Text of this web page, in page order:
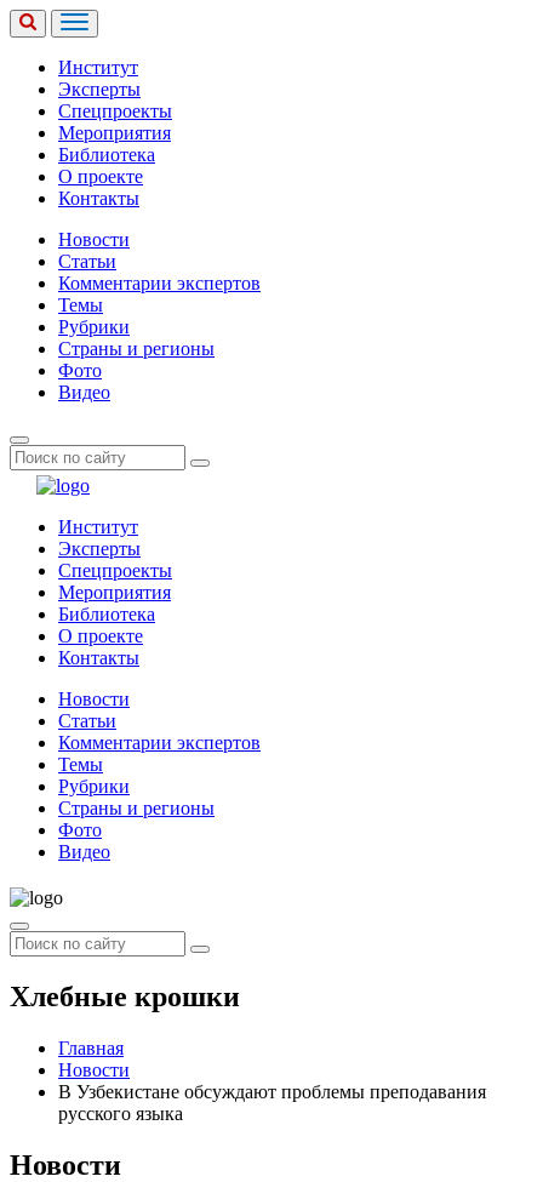
Институт
Эксперты
Спецпроекты
Мероприятия
Библиотека
О проекте
Контакты
Новости
Статьи
Комментарии экспертов
Темы
Рубрики
Страны и регионы
Фото
Видео
Институт
Эксперты
Спецпроекты
Мероприятия
Библиотека
О проекте
Контакты
Новости
Статьи
Комментарии экспертов
Темы
Рубрики
Страны и регионы
Фото
Видео
Хлебные крошки
Главная
Новости
В Узбекистане обсуждают проблемы преподавания
русского языка
Новости